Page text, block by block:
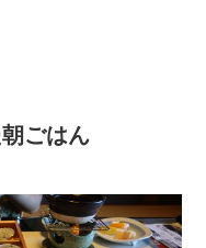
ごはん